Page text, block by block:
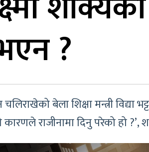
?
बेला शिक्षा मन्त्री विद्या
राजीनामा दिनु परेको हो